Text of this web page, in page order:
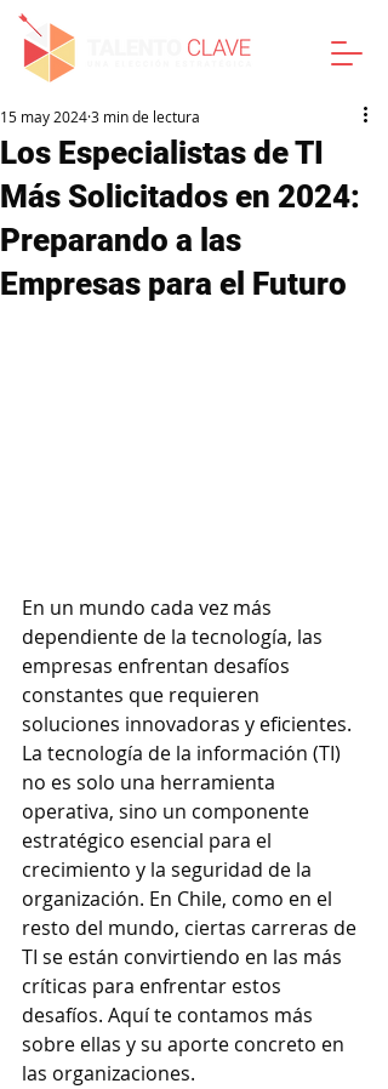
Los Especialistas de TI
Más Solicitados en 2024:
Preparando a las
Empresas para el Futuro
15 may 20243 min de lectura
En un mundo cada vez más
dependiente de la tecnología, las
empresas enfrentan desafíos
constantes que requieren
soluciones innovadoras y eficientes.
La tecnología de la información (TI)
no es solo una herramienta
operativa, sino un componente
estratégico esencial para el
crecimiento y la seguridad de la
organización. En Chile, como en el
resto del mundo, ciertas carreras de
TI se están convirtiendo en las más
críticas para enfrentar estos
desafíos. Aquí te contamos más
sobre ellas y su aporte concreto en
las organizaciones.